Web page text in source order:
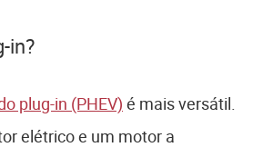
in?
plug-in (PHEV) é mais versátil.
elétrico e um motor a